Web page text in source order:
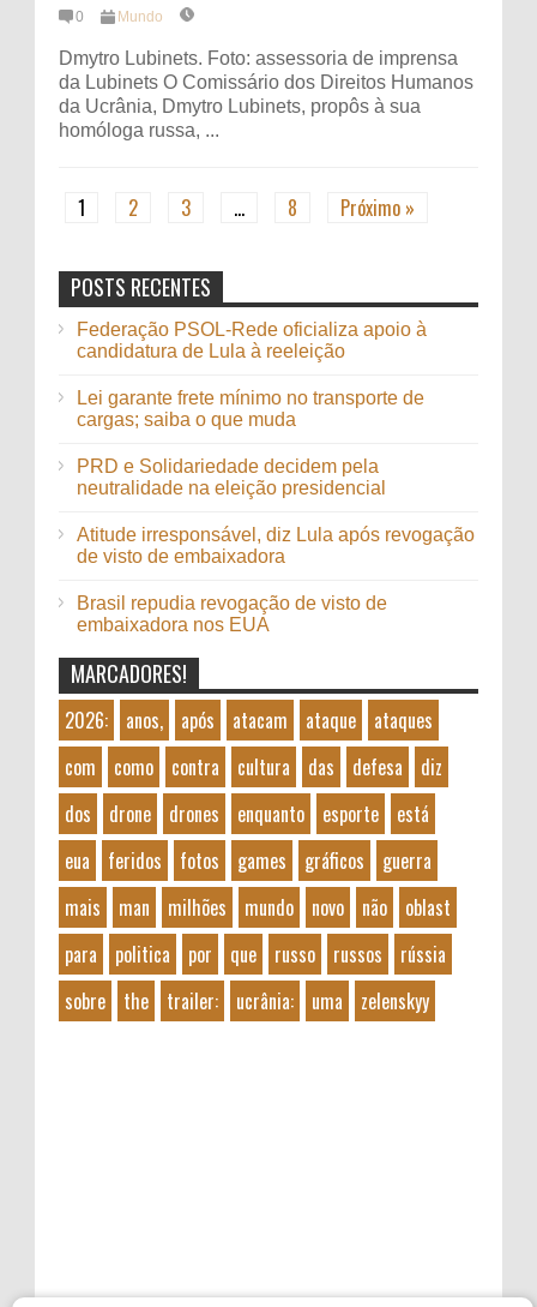
0 Mundo
Dmytro Lubinets. Foto: assessoria de imprensa
da Lubinets O Comissário dos Direitos Humanos
da Ucrânia, Dmytro Lubinets, propôs à sua
homóloga russa, ...
1 2 3 … 8 Próximo »
POSTS RECENTES
Federação PSOL-Rede oficializa apoio à
candidatura de Lula à reeleição
Lei garante frete mínimo no transporte de
cargas; saiba o que muda
PRD e Solidariedade decidem pela
neutralidade na eleição presidencial
Atitude irresponsável, diz Lula após revogação
de visto de embaixadora
Brasil repudia revogação de visto de
embaixadora nos EUA
MARCADORES!
2026: anos, após atacam ataque
ataques
com
como contra cultura das defesa
diz
dos
drone drones enquanto esporte
está
eua
feridos fotos games gráficos
guerra
mais
man milhões mundo novo não
oblast
para
politica por que russo russos
rússia
sobre
the trailer: ucrânia: uma zelenskyy